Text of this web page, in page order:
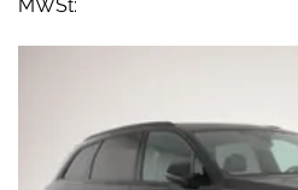
MWSt: